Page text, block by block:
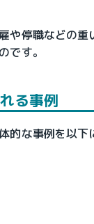
や停職などの
です。
る事例
的な事例を以下